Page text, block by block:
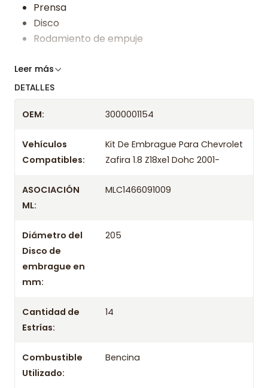
Prensa
Disco
Rodamiento de empuje
Somos especialistas en embragues desde 2019,
tienda previo correo de confirmación.
Leer más
DETALLES
OEM: 3000001154
Vehículos
Compatibles:
Kit De Embrague Para Chevrolet
Zafira 1.8 Z18xe1 Dohc 2001-
ASOCIACIÓN
ML:
MLC1466091009
Diámetro del
Disco de
embrague en
mm:
205
Cantidad de
Estrías:
14
Combustible
Utilizado:
Bencina